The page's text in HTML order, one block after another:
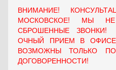
ВНИМАНИЕ!
МОСКОВСКОЕ! МЫ
СБРОШЕННЫЕ
ОЧНЫЙ ПРИЕМ В ОФИСЕ
ВОЗМОЖНЫ ТОЛЬКО
ДОГОВОРЕННОСТИ!